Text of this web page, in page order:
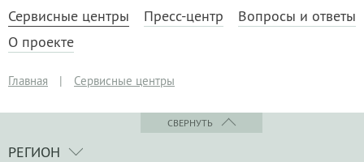
Сервисные центры Пресс-центр
Вопросы и ответы
О проекте
Главная | Сервисные центры
СВЕРНУТЬ
РЕГИОН